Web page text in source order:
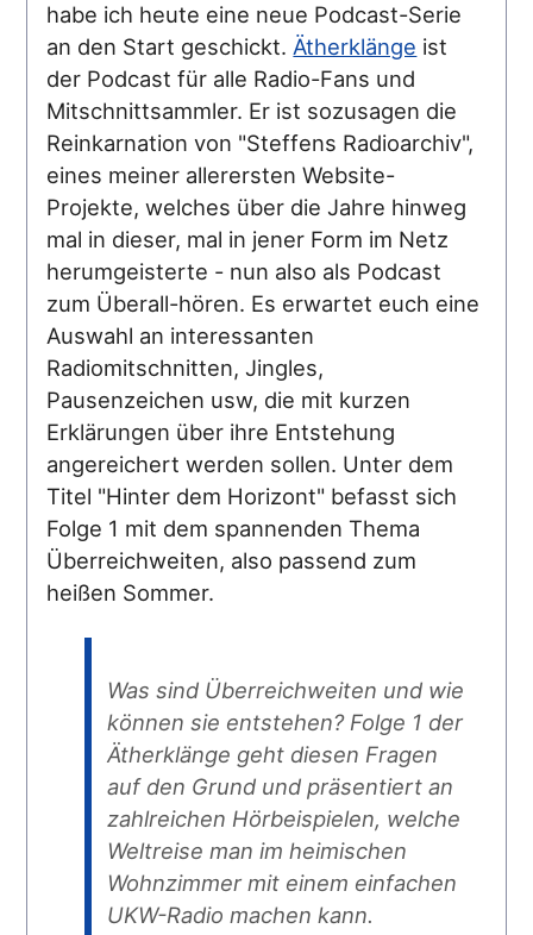
habe ich heute eine neue Podcast-Serie
an den Start geschickt. Ätherklänge ist
der Podcast für alle Radio-Fans und
Mitschnittsammler. Er ist sozusagen die
Reinkarnation von "Steffens Radioarchiv",
eines meiner allerersten Website-
Projekte, welches über die Jahre hinweg
mal in dieser, mal in jener Form im Netz
herumgeisterte - nun also als Podcast
zum Überall-hören. Es erwartet euch eine
Auswahl an interessanten
Radiomitschnitten, Jingles,
Pausenzeichen usw, die mit kurzen
Erklärungen über ihre Entstehung
angereichert werden sollen. Unter dem
Titel "Hinter dem Horizont" befasst sich
Folge 1 mit dem spannenden Thema
Überreichweiten, also passend zum
heißen Sommer.
Was sind Überreichweiten und wie
können sie entstehen? Folge 1 der
Ätherklänge geht diesen Fragen
auf den Grund und präsentiert an
zahlreichen Hörbeispielen, welche
Weltreise man im heimischen
Wohnzimmer mit einem einfachen
UKW-Radio machen kann.